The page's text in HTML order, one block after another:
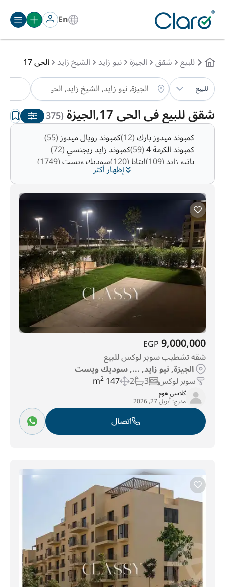
En
للبيع شقق الجيزة نيو زايد الشيخ زايد الحى 17
للبيع
شقق للبيع في الحى 17,الجيزة (375 شقق )
الترتيب:تلقائي
إظهار أكثر
كمبوند ميدوز بارك(12) كمبوند رويال ميدوز(55)
كمبوند الكرمة 4 (59) كمبوند زايد ريجنسي(72)
باتيو زايد(109) ايتابا(120) سوديك ويست(1749)
9,000,000
EGP
شقه تشطيب سوبر لوكس للبيع
الجيزة, نيو زايد, ..., سوديك ويست
سوبر لوكس 3
2
147 m
2
كلاسى هوم
مدرج:أبريل 27, 2026
اتصال